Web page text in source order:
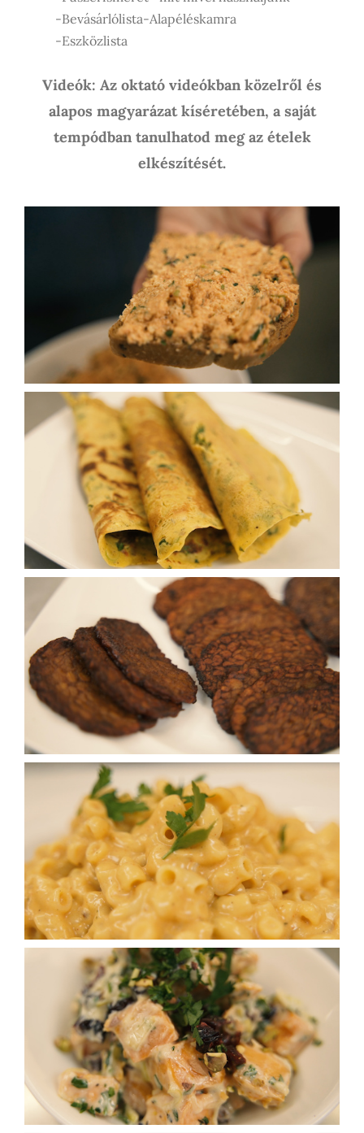
-Bevásárlólista-Alapéléskamra
-Eszközlista
Videók: Az oktató videókban közelről és
alapos magyarázat kíséretében, a saját
tempódban tanulhatod meg az ételek
elkészítését.